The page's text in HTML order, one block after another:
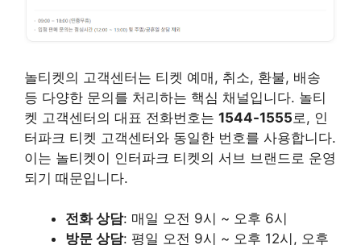
놀티켓의 고객센터는 티켓 예매, 취소, 환불, 배송
등 다양한 문의를 처리하는 핵심 채널입니다. 놀티
켓 고객센터의 대표 전화번호는 1544-1555 로, 인
터파크 티켓 고객센터와 동일한 번호를 사용합니다.
이는 놀티켓이 인터파크 티켓의 서브 브랜드로 운영
되기 때문입니다.
전화 상담: 매일 오전 9시 ~ 오후 6시
방문 상담: 평일 오전 9시 ~ 오후 12시, 오후